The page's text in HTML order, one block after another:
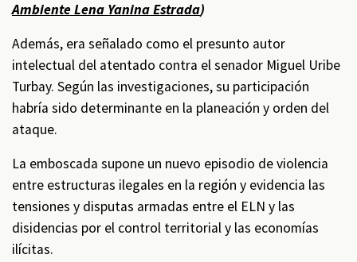
Ambiente Lena Yanina Estrada)
Además, era señalado como el presunto autor
intelectual del atentado contra el senador Miguel Uribe
Turbay. Según las investigaciones, su participación
habría sido determinante en la planeación y orden del
ataque.
La emboscada supone un nuevo episodio de violencia
entre estructuras ilegales en la región y evidencia las
tensiones y disputas armadas entre el ELN y las
disidencias por el control territorial y las economías
ilícitas.